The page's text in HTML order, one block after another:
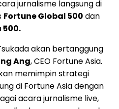
jurnalisme langsung di
Fortune Global 500 dan
500.
akan bertanggung
Ang, CEO Fortune Asia.
memimpin strategi
di Fortune Asia dengan
acara jurnalisme live,